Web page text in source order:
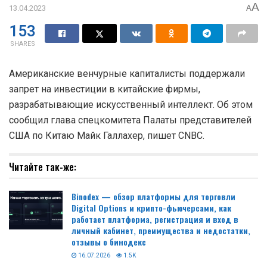
13.04.2023 AA
153
SHARES
Американские венчурные капиталисты поддержали
запрет на инвестиции в китайские фирмы,
разрабатывающие искусственный интеллект. Об этом
сообщил глава спецкомитета Палаты представителей
США по Китаю Майк Галлахер, пишет CNBC.
Читайте так-же:
Binodex — обзор платформы для торговли
Digital Options и крипто-фьючерсами, как
работает платформа, регистрация и вход в
личный кабинет, преимущества и недостатки,
отзывы о бинодекс
16.07.2026 1.5K